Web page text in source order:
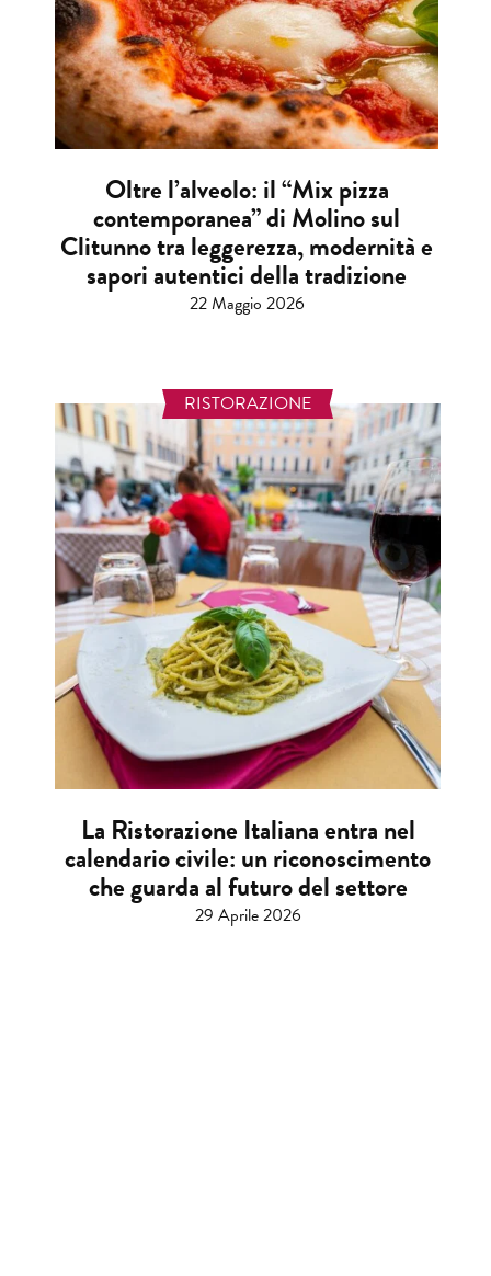
Oltre l’alveolo: il “Mix pizza
contemporanea” di Molino sul
Clitunno tra leggerezza, modernità e
sapori autentici della tradizione
22 Maggio 2026
RISTORAZIONE
La Ristorazione Italiana entra nel
calendario civile: un riconoscimento
che guarda al futuro del settore
29 Aprile 2026